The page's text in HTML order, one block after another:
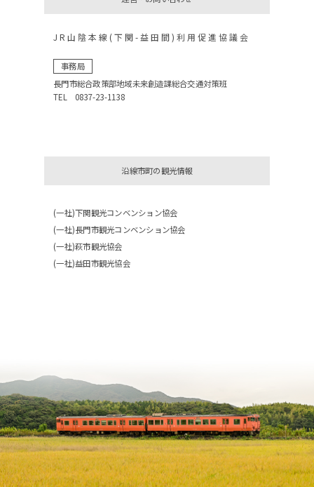
JR山陰本線(下関-益田間)利用促進協議会
事務局
長門市総合政策部地域未来創造課総合交通対策班
TEL 0837-23-1138
沿線市町の観光情報
(一社)下関観光コンベンション協会
(一社)長門市観光コンベンション協会
(一社)萩市観光協会
(一社)益田市観光協会